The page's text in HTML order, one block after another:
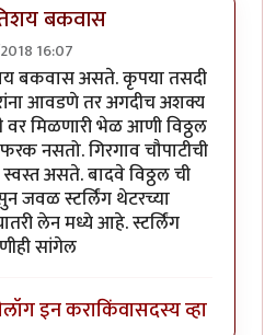
बकवास
16:07
byश्वेता२४
बकवास असते. कृपया तसदी
आवडणे तर अगदीच अशक्य
वर मिळणारी भेळ आणी विठ्ठल
नसतो. गिरगाव चौपाटीची
असते. बादवे विठ्ठल ची
जवळ स्टर्लिंग थेटरच्या
लेन मध्ये आहे. स्टर्लिंग
सांगेल
लॉग इन कराकिंवासदस्य व्हा